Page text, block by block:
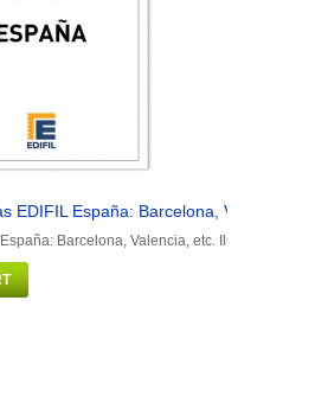
EDIFIL España: Barcelona, Valencia,
Barcelona, Valencia, etc. Ilustrado.